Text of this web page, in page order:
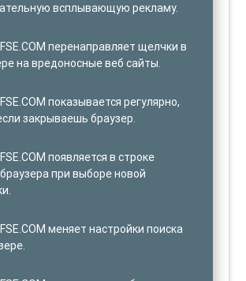
всплывающую рекламу.
перенаправляет щелчки в
на вредоносные веб сайты.
показывается регулярно,
закрываешь браузер.
появляется в строке
при выборе новой
меняет настройки поиска